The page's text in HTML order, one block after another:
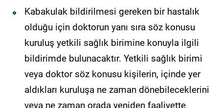
Kabakulak bildirilmesi gereken bir hastalık
olduğu için doktorun yanı sıra söz konusu
kuruluş yetkili sağlık birimine konuyla ilgili
bildirimde bulunacaktır. Yetkili sağlık birimi
veya doktor söz konusu kişilerin, içinde yer
aldıkları kuruluşa ne zaman dönebileceklerini
veya ne zaman orada yeniden faaliyette